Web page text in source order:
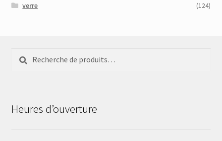
verre
(124)
Recherche
pour :
Recherche
Heures d’ouverture